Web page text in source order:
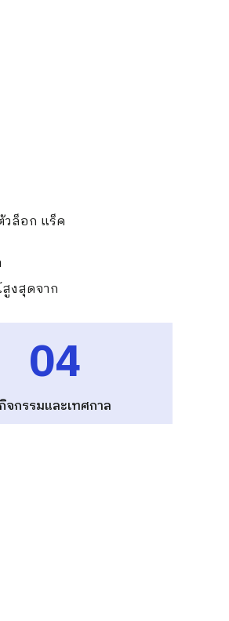
ล็อก แร็ค
งสุดจาก
04
จกรรมและเทศกาล